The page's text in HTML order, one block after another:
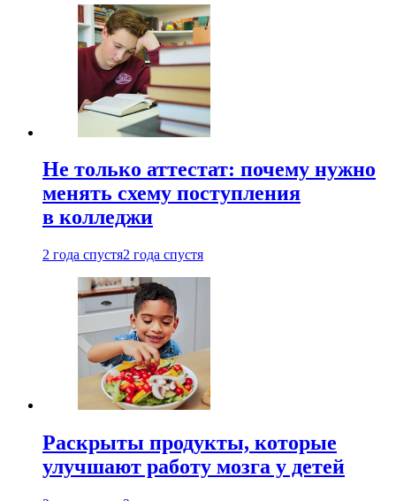
Не только аттестат: почему нужно
менять схему поступления
в колледжи
2 года спустя2 года спустя
Раскрыты продукты, которые
улучшают работу мозга у детей